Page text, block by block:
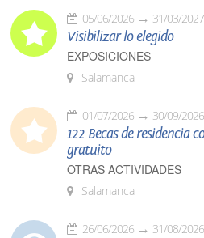
05/06/2026 31/03/2027
Visibilizar lo elegido
EXPOSICIONES
Salamanca
01/07/2026 30/09/2026
122 Becas de residencia
gratuito
OTRAS ACTIVIDADES
Salamanca
26/06/2026 31/08/2026